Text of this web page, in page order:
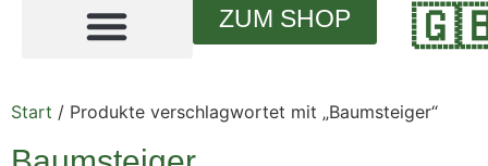
ZUM SHOP
Start / Produkte verschlagwortet mit „Baumsteiger“